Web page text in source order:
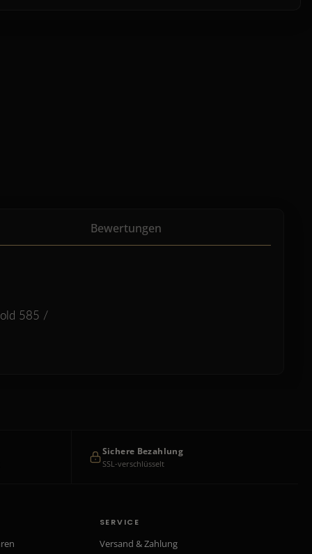
Bewertungen
585 /
Sichere Bezahlung
SSL-verschlüsselt
SERVICE
Versand & Zahlung